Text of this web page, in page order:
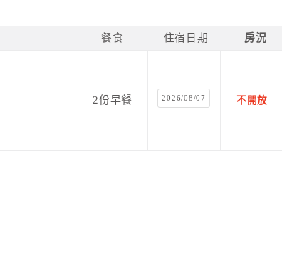
餐食 住宿日期 房況
2份早餐 2026/08/07 不開放